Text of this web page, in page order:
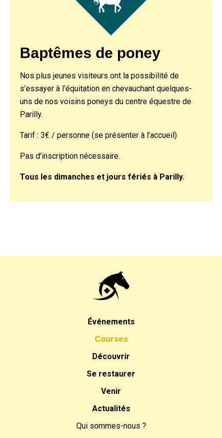
Baptêmes de poney
Nos plus jeunes visiteurs ont la possibilité de
s’essayer à l’équitation en chevauchant quelques-
uns de nos voisins poneys du centre équestre de
Parilly.
Tarif : 3€ / personne (se présenter à l’accueil)
Pas d’inscription nécessaire.
Tous les dimanches et jours fériés à Parilly.
Événements
Courses
Découvrir
Se restaurer
Venir
Actualités
Qui sommes-nous ?